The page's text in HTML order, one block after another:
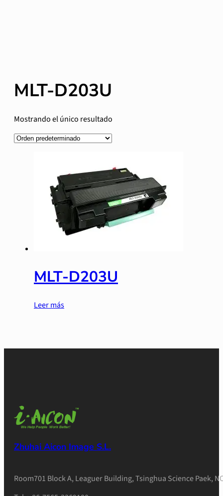
MLT-D203U
Mostrando el único resultado
MLT-D203U
Leer más
Zhuhai Aicon Image S.L.
Room701 Block A, Leaguer Building, Tsinghua Science Paek,